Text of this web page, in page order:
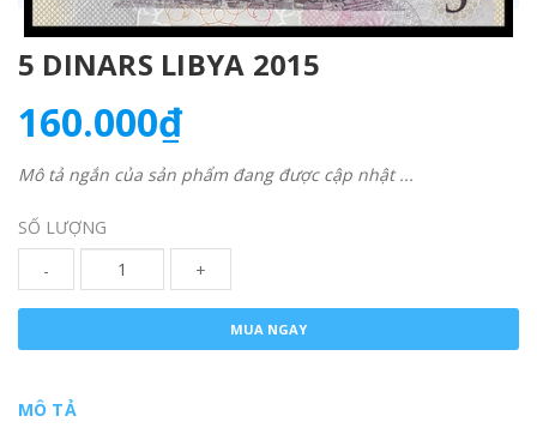
5 DINARS LIBYA 2015
160.000₫
Mô tả ngắn của sản phẩm đang được cập nhật ...
SỐ LƯỢNG
-
+
MUA NGAY
MÔ TẢ